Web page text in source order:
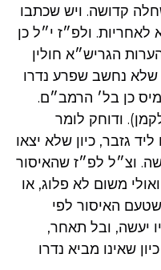
קדושה. ויש שכתבו
ולפ״ז י״ל כן
הגריש״א חולין
שלא נחשב שפרע נדרו
כן בל׳ הרמב״ם.
ודוחק לומר
גזבר, כיון שלא יצאו
וצ״ל לפ״ז שהאיסור
משום לא פלוג, או
האיסור לפי
יעשה, ובל תאחר,
שאינו מביא נדרו